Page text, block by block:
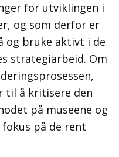
for utviklingen i
og som derfor er
og bruke aktivt i de
strategiarbeid. Om
til å kritisere den
på museene og
på de rent